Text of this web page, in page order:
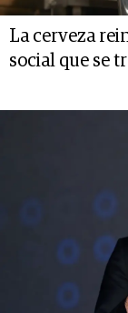
La cerveza
social que se